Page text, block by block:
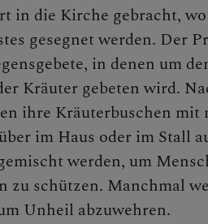
in die Kirche gebracht,
gesegnet werden. Der
in denen um
Kräuter gebeten wird.
ihre Kräuterbuschen mit
im Haus oder im Stall
werden, um
zu schützen. Manchmal
Unheil abzuwehren.